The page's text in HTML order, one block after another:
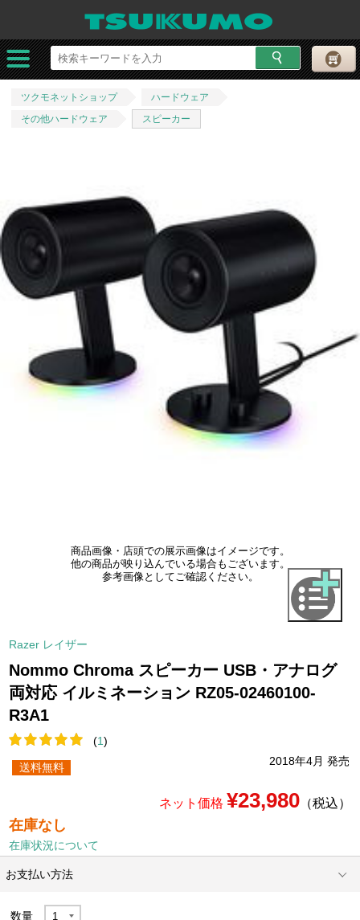
ツクモネットショップ
ハードウェア
その他ハードウェア
スピーカー
商品画像・店頭での展示画像はイメージです。
他の商品が映り込んでいる場合もございます。
参考画像としてご確認ください。
Razer レイザー
Nommo Chroma スピーカー USB・アナログ
両対応 イルミネーション RZ05-02460100-
R3A1
(1)
2018年4月 発売
送料無料
ネット価格 ¥23,980（税込）
在庫なし
在庫状況について
お支払い方法
数量